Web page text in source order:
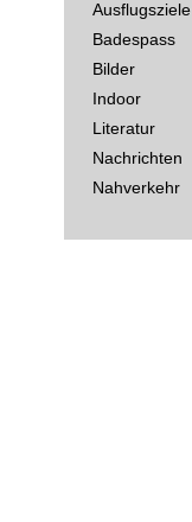
Ausflugsziele
Badespass
Bilder
Indoor
Literatur
Nachrichten
Nahverkehr